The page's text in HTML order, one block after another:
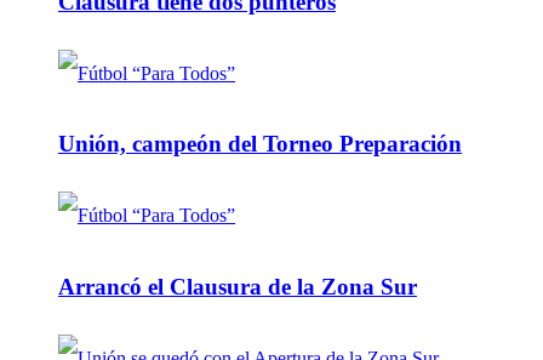
Unión, campeón del Torneo Preparación
Arrancó el Clausura de la Zona Sur